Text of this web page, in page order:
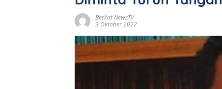
Berkat NewsTV
3 Oktober 2022